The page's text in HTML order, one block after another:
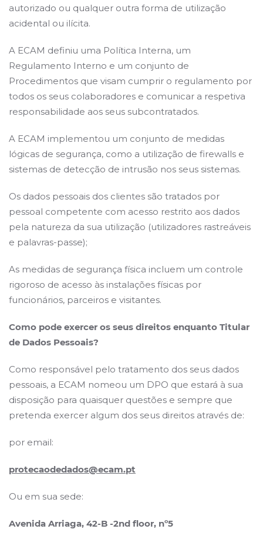
autorizado ou qualquer outra forma de utilização
acidental ou ilícita.
A ECAM definiu uma Política Interna, um
Regulamento Interno e um conjunto de
Procedimentos que visam cumprir o regulamento por
todos os seus colaboradores e comunicar a respetiva
responsabilidade aos seus subcontratados.
A ECAM implementou um conjunto de medidas
lógicas de segurança, como a utilização de firewalls e
sistemas de detecção de intrusão nos seus sistemas.
Os dados pessoais dos clientes são tratados por
pessoal competente com acesso restrito aos dados
pela natureza da sua utilização (utilizadores rastreáveis ​​
e palavras-passe);
As medidas de segurança física incluem um controle
rigoroso de acesso às instalações físicas por
funcionários, parceiros e visitantes.
Como pode exercer os seus direitos enquanto Titular
de Dados Pessoais?
Como responsável pelo tratamento dos seus dados
pessoais, a ECAM nomeou um DPO que estará à sua
disposição para quaisquer questões e sempre que
pretenda exercer algum dos seus direitos através de:
por email:
protecaodedados@ecam.pt
Ou em sua sede:
Avenida Arriaga, 42-B -2nd floor, nº5